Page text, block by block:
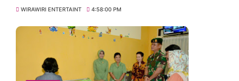
WIRAWIRI ENTERTAINT 4:58:00 PM